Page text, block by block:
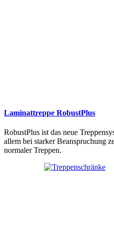
Laminattreppe RobustPlus
RobustPlus ist das neue
allem bei starker Beanspruchung
normaler Treppen.